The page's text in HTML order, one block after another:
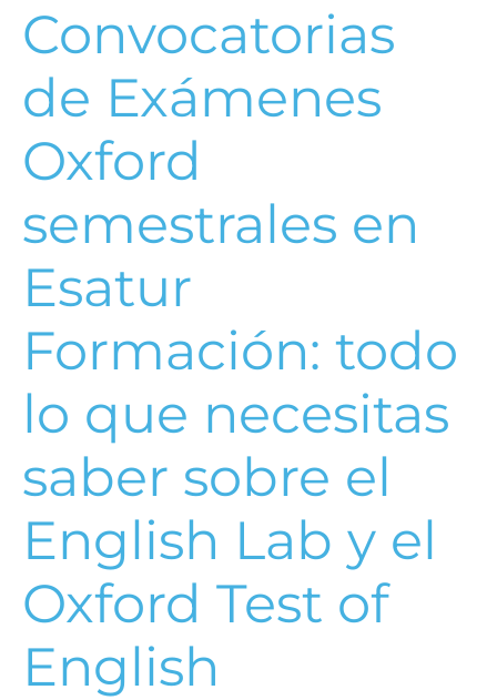
Convocatorias
de Exámenes
Oxford
semestrales en
Esatur
Formación: todo
lo que necesitas
saber sobre el
English Lab y el
Oxford Test of
English